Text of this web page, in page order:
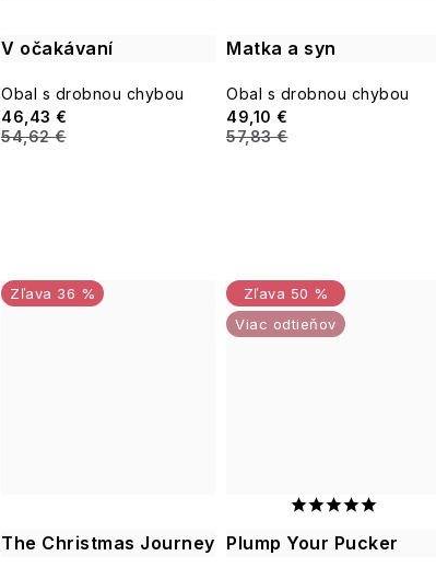
V očakávaní
Obal s drobnou chybou
46,43 €
54,62 €
Matka a syn
Obal s drobnou chybou
49,10 €
57,83 €
The Christmas Journey
36 %
Plump Your Pucker
50 %
Viac odtieňov